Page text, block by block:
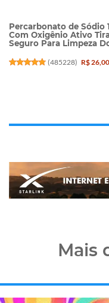
Percarbonato de Sódio
Com Oxigênio Ativo
Seguro Para Limpeza
(485228) R$ 26,00
Mais